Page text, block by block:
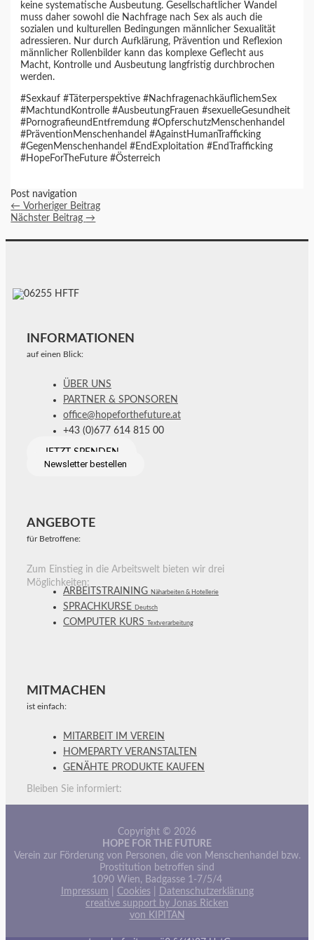
keine systematische Ausbeutung. Gesellschaftlicher Wandel
muss daher sowohl die Nachfrage nach Sex als auch die
sozialen und kulturellen Bedingungen männlicher Sexualität
adressieren. Nur durch Aufklärung, Prävention und Reflexion
männlicher Rollenbilder kann das komplexe Geflecht aus
Macht, Kontrolle und Ausbeutung langfristig durchbrochen
werden.
#Sexkauf #Täterperspektive #NachfragenachkäuflichemSex
#MachtundKontrolle #AusbeutungFrauen #sexuelleGesundheit
#PornografieundEntfremdung #OpferschutzMenschenhandel
#PräventionMenschenhandel #AgainstHumanTrafficking
#GegenMenschenhandel #EndExploitation #EndTrafficking
#HopeForTheFuture #Österreich
Post navigation
← Vorheriger Beitrag
Nächster Beitrag→
INFORMATIONEN
auf einen Blick:
ÜBER UNS
PARTNER & SPONSOREN
office@hopeforthefuture.at
+43 (0)677 614 815 00
JETZT SPENDEN
Newsletter bestellen
ANGEBOTE
für Betroffene:
Zum Einstieg in die Arbeitswelt bieten wir drei
Möglichkeiten:
ARBEITSTRAINING Näharbeiten & Hotellerie
SPRACHKURSE Deutsch
COMPUTER KURS Textverarbeitung
MITMACHEN
ist einfach:
MITARBEIT IM VEREIN
HOMEPARTY VERANSTALTEN
GENÄHTE PRODUKTE KAUFEN
Bleiben Sie informiert:
Copyright © 2026
HOPE FOR THE FUTURE
Verein zur Förderung von Personen, die von Menschenhandel bzw.
Prostitution betroffen sind
1090 Wien, Badgasse 1-7/5/4
Impressum
Cookies|
Datenschutzerklärung
creative support by Jonas Ricken
von KIPITAN